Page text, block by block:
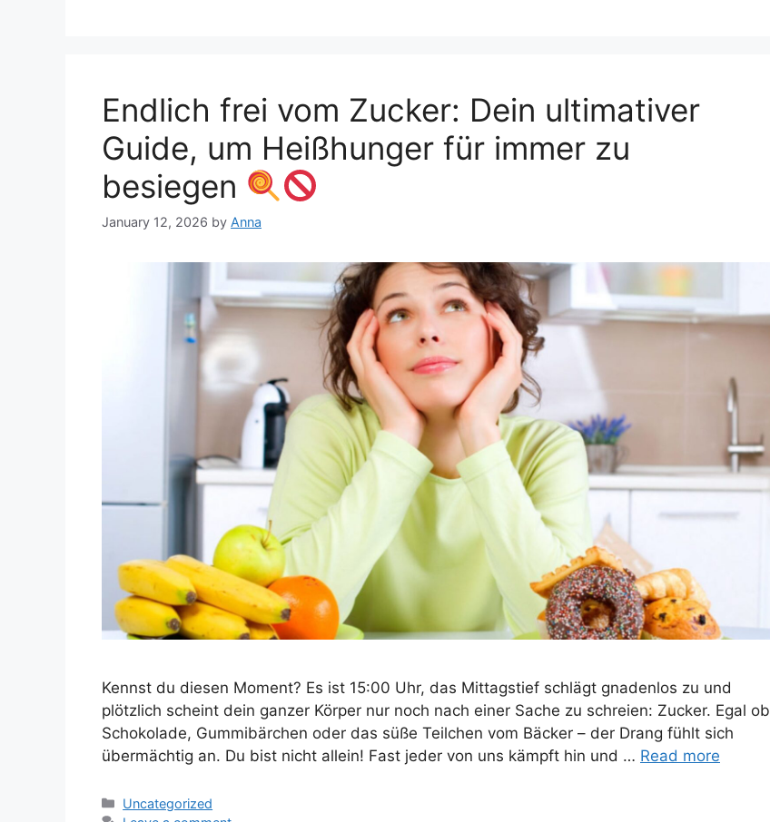
Endlich frei vom Zucker: Dein ultimativer
Guide, um Heißhunger für immer zu
besiegen
January 12, 2026 by Anna
Kennst du diesen Moment? Es ist 15:00 Uhr, das Mittagstief schlägt gnadenlos zu und
plötzlich scheint dein ganzer Körper nur noch nach einer Sache zu schreien: Zucker. Egal ob
Schokolade, Gummibärchen oder das süße Teilchen vom Bäcker – der Drang fühlt sich
übermächtig an. Du bist nicht allein! Fast jeder von uns kämpft hin und … Read more
Categories
Uncategorized